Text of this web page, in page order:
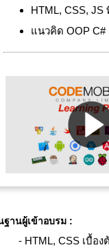
HTML, CSS, JS
แนวคิด OOP C#
ฐานผู้เข้าอบรม :
- HTML, CSS เบื้อง